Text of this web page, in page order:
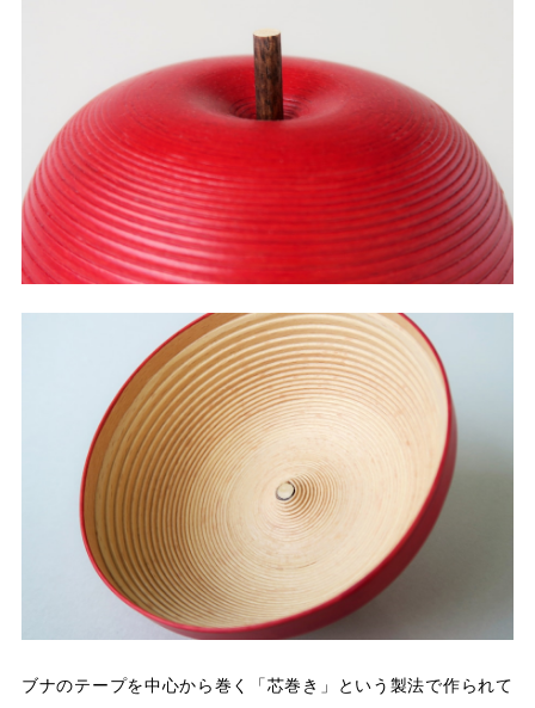
ブナのテープを中心から巻く「芯巻き」という製法で作られて